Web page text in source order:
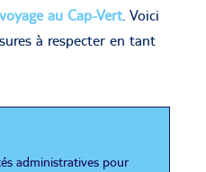
voyage au Cap-Vert . Voici
à respecter en tant
administratives pour